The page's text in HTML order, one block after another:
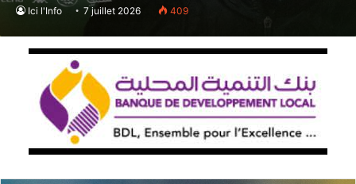
Ici l'Info 7 juillet 2026 409